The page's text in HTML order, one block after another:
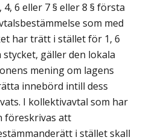
6 eller 7 § eller 8 § första
som med
har trätt i stället för 1, 6
gäller den lokala
mening om lagens
innebörd intill dess
I kollektivavtal som har
föreskrivas att
i stället skall